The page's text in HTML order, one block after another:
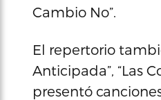
Cambio No”.
El repertorio
Anticipada”, “Las
presentó